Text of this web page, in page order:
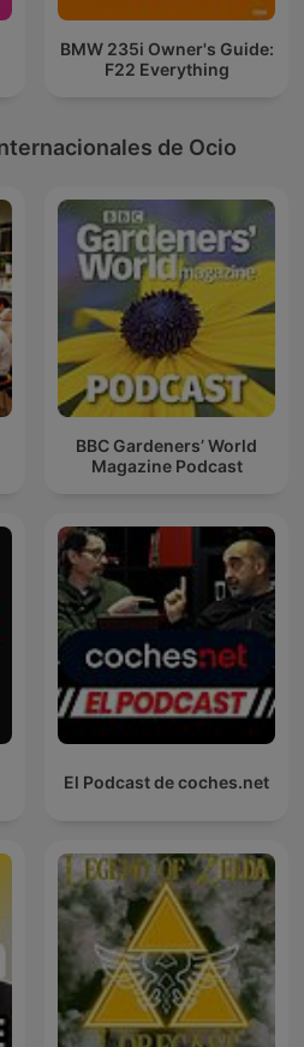
BMW 235i Owner's Guide:
F22 Everything
de Ocio
BBC Gardeners’ World
Magazine Podcast
El Podcast de coches.net